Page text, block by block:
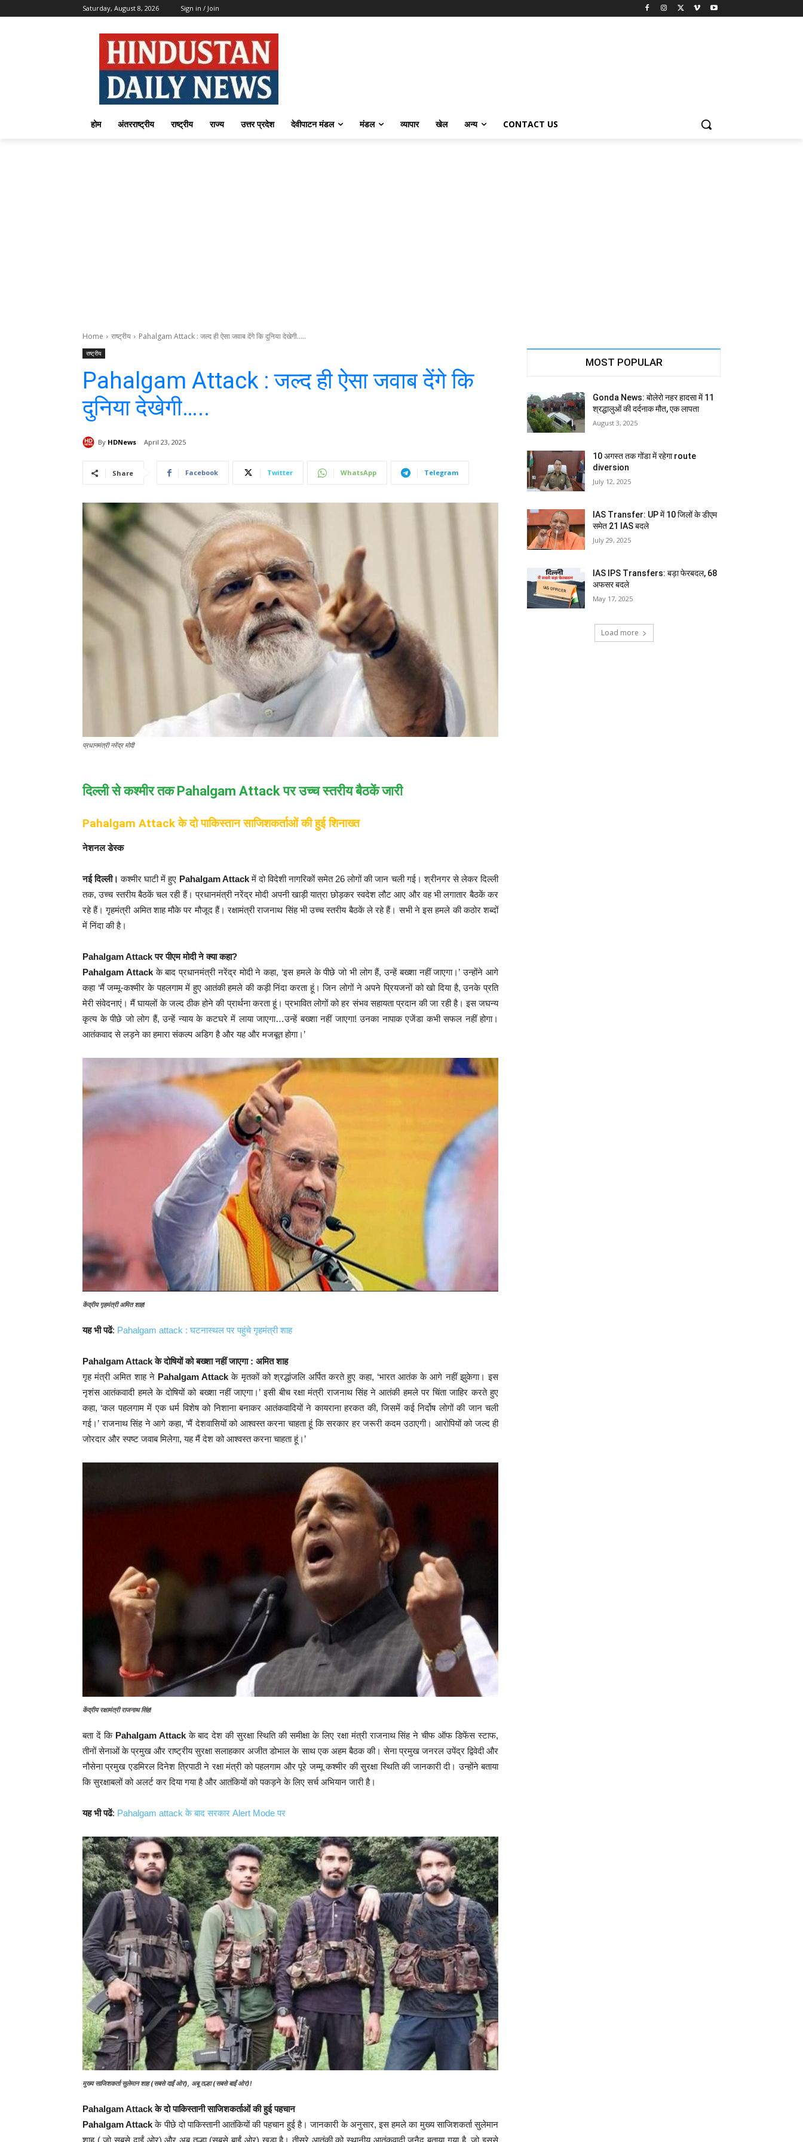
Saturday, August 8, 2026 Sign in / Join
होम अंतरराष्ट्रीय राष्ट्रीय राज्य उत्तर प्रदेश देवीपाटन मंडल मंडल व्यापार खेल अन्य CONTACT US
Home राष्ट्रीय Pahalgam Attack : जल्द ही ऐसा जवाब देंगे कि दुनिया देखेगी…..
राष्ट्रीय
Pahalgam Attack : जल्द ही ऐसा जवाब देंगे कि
दुनिया देखेगी…..
By HDNews April 23, 2025
Share Facebook Twitter WhatsApp Telegram
प्रधानमंत्री नरेंद्र मोदी
दिल्ली से कश्मीर तकPahalgam Attack पर उच्च स्तरीय बैठकें जारी
Pahalgam Attackके दो पाकिस्तान साजिशकर्ताओं की हुई शिनाख्त
नेशनल डेस्क
नई दिल्ली। कश्मीर घाटी में हुए Pahalgam Attackमें दो विदेशी नागरिकों समेत 26 लोगों की जान चली गई। श्रीनगर से लेकर दिल्ली
तक, उच्च स्तरीय बैठकें चल रही हैं। प्रधानमंत्री नरेंद्र मोदी अपनी खाड़ी यात्रा छोड़कर स्वदेश लौट आए और वह भी लगातार बैठकें कर
रहे हैं। गृहमंत्री अमित शाह मौके पर मौजूद हैं। रक्षामंत्री राजनाथ सिंह भी उच्च स्तरीय बैठकें ले रहे हैं। सभी ने इस हमले की कठोर शब्दों
में निंदा की है।
Pahalgam Attack पर पीएम मोदी ने क्या कहा?
Pahalgam Attackके बाद प्रधानमंत्री नरेंद्र मोदी ने कहा, ‘इस हमले के पीछे जो भी लोग हैं, उन्हें बख्शा नहीं जाएगा।’ उन्होंने आगे
कहा ‘मैं जम्मू-कश्मीर के पहलगाम में हुए आतंकी हमले की कड़ी निंदा करता हूं। जिन लोगों ने अपने प्रियजनों को खो दिया है, उनके प्रति
मेरी संवेदनाएं। मैं घायलों के जल्द ठीक होने की प्रार्थना करता हूं। प्रभावित लोगों को हर संभव सहायता प्रदान की जा रही है। इस जघन्य
कृत्य के पीछे जो लोग हैं, उन्हें न्याय के कटघरे में लाया जाएगा…उन्हें बख्शा नहीं जाएगा! उनका नापाक एजेंडा कभी सफल नहीं होगा।
आतंकवाद से लड़ने का हमारा संकल्प अडिग है और यह और मजबूत होगा।’
केंद्रीय गृहमंत्री अमित शाह!
यह भी पढें: Pahalgam attack : घटनास्थल पर पहुंचे गृहमंत्री शाह
Pahalgam Attackके दोषियों को बख्शा नहीं जाएगा : अमित शाह
गृह मंत्री अमित शाह ने Pahalgam Attack के मृतकों को श्रद्धांजलि अर्पित करते हुए कहा, ‘भारत आतंक के आगे नहीं झुकेगा। इस
नृशंस आतंकवादी हमले के दोषियों को बख्शा नहीं जाएगा।’ इसी बीच रक्षा मंत्री राजनाथ सिंह ने आतंकी हमले पर चिंता जाहिर करते हुए
कहा, ‘कल पहलगाम में एक धर्म विशेष को निशाना बनाकर आतंकवादियों ने कायराना हरकत की, जिसमें कई निर्दोष लोगों की जान चली
गई।’ राजनाथ सिंह ने आगे कहा, ‘मैं देशवासियों को आश्वस्त करना चाहता हूं कि सरकार हर जरूरी कदम उठाएगी। आरोपियों को जल्द ही
जोरदार और स्पष्ट जवाब मिलेगा, यह मैं देश को आश्वस्त करना चाहता हूं।’
केंद्रीय रक्षामंत्री राजनाथ सिंह!
बता दें कि Pahalgam Attackके बाद देश की सुरक्षा स्थिति की समीक्षा के लिए रक्षा मंत्री राजनाथ सिंह ने चीफ ऑफ डिफेंस स्टाफ,
तीनों सेनाओं के प्रमुख और राष्ट्रीय सुरक्षा सलाहकार अजीत डोभाल के साथ एक अहम बैठक की। सेना प्रमुख जनरल उपेंद्र द्विवेदी और
नौसेना प्रमुख एडमिरल दिनेश त्रिपाठी ने रक्षा मंत्री को पहलगाम और पूरे जम्मू कश्मीर की सुरक्षा स्थिति की जानकारी दी। उन्होंने बताया
कि सुरक्षाबलों को अलर्ट कर दिया गया है और आतंकियों को पकड़ने के लिए सर्च अभियान जारी है।
यह भी पढें: Pahalgam attack के बाद सरकार Alert Mode पर
मुख्य साजिशकर्ता सुलेमान शाह (सबसे दाईं ओर), अबू तल्हा (सबसे बाईं ओर)!
Pahalgam Attack के दो पाकिस्तानी साजिशकर्ताओं की हुई पहचान
Pahalgam Attackके पीछे दो पाकिस्तानी आतंकियों की पहचान हुई है। जानकारी के अनुसार, इस हमले का मुख्य साजिशकर्ता सुलेमान
शाह ( जो सबसे दाईं ओर) और अबू तल्हा (सबसे बाईं ओर) खड़ा है। तीसरे आतंकी को स्थानीय आतंकवादी जुनैद बताया गया है, जो इससे
MOST POPULAR
Gonda News: बोलेरो नहर हादसा में 11
श्रद्धालुओं की दर्दनाक मौत, एक लापता
August 3, 2025
10 अगस्त तक गोंडा में रहेगा route
diversion
July 12, 2025
IAS Transfer: UP में 10 जिलों के डीएम
समेत 21 IAS बदले
July 29, 2025
IAS IPS Transfers: बड़ा फेरबदल, 68
अफसर बदले
May 17, 2025
Load more